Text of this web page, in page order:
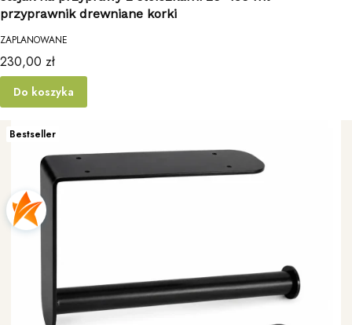
przyprawnik drewniane korki
ZAPLANOWANE
Cena
230,00 zł
Do koszyka
Bestseller